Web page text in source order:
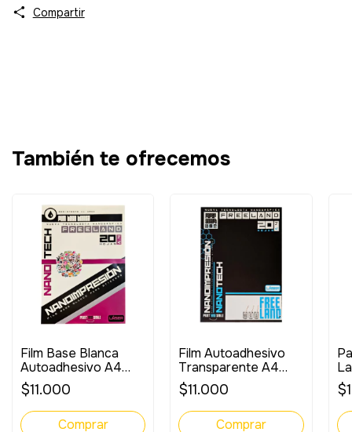
Compartir
También te ofrecemos
Film Base Blanca
Autoadhesivo A4
Fotográfico Laser
x20 Uninades
$11.000
Film Autoadhesivo
Transparente A4
Fotográfico Laser
x20 unidades
$11.000